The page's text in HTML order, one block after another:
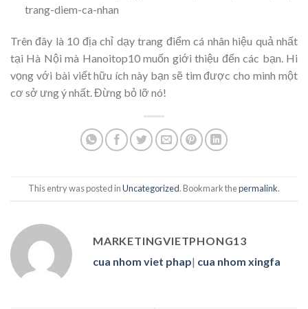
trang-diem-ca-nhan
Trên đây là 10 địa chỉ dạy trang điểm cá nhân hiệu quả nhất
tại Hà Nội mà Hanoitop10 muốn giới thiệu đến các bạn. Hi
vọng với bài viết hữu ích này bạn sẽ tìm được cho mình một
cơ sở ưng ý nhất. Đừng bỏ lỡ nó!
This entry was posted inUncategorized. Bookmark thepermalink.
MARKETINGVIETPHONG13
cua nhom viet phap| cua nhom xingfa